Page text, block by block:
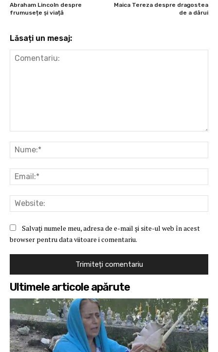
Abraham Lincoln despre
frumusețe şi viață
Maica Tereza despre dragostea
de a dărui
Lăsați un mesaj:
Salvați numele meu, adresa de e-mail și site-ul web în acest
browser pentru data viitoare i comentariu.
Ultimele articole apărute